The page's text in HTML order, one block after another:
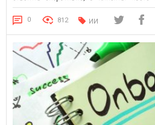
ожидания. Как оптимизировать этот
сервиса? Ответ — в искусственном
непрерывно обрабатывать огромное
0 812 ИИ